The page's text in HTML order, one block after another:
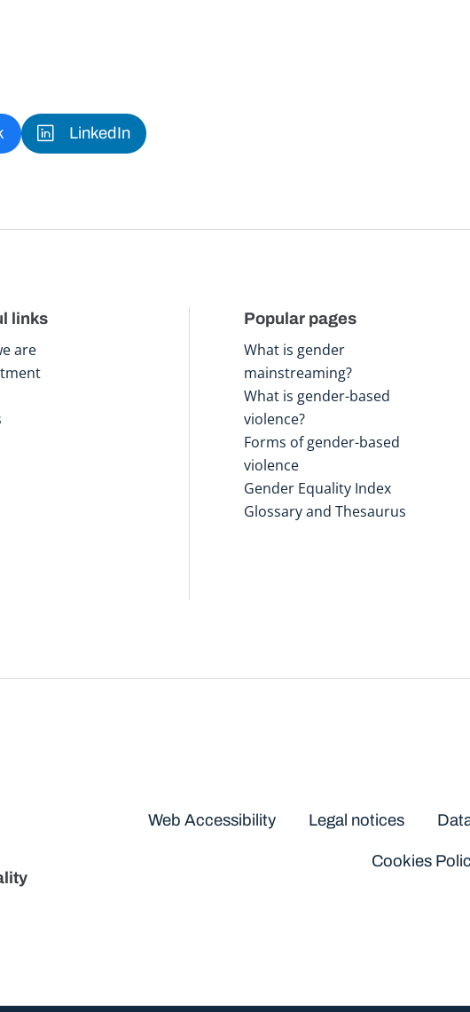
LinkedIn
links
are
Popular pages
What is gender
mainstreaming?
What is gender-based
violence?
Forms of gender-based
violence
Gender Equality Index
Glossary and Thesaurus
Web Accessibility Legal notices
Cookies